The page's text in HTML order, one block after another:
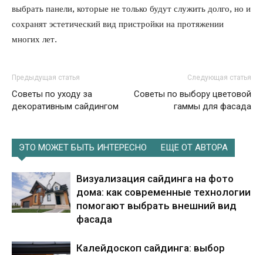
выбрать панели, которые не только будут служить долго, но и
сохранят эстетический вид пристройки на протяжении
многих лет.
Предыдущая статья
Советы по уходу за
декоративным сайдингом
Следующая статья
Советы по выбору цветовой
гаммы для фасада
ЭТО МОЖЕТ БЫТЬ ИНТЕРЕСНО ЕЩЕ ОТ АВТОРА
Визуализация сайдинга на фото
дома: как современные технологии
помогают выбрать внешний вид
фасада
Калейдоскоп сайдинга: выбор